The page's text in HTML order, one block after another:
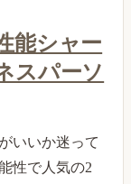
能シャー
スパーソ
いいか迷って
性で人気の2